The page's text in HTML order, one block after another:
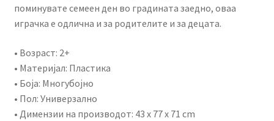
поминувате семеен ден во градината заедно, оваа
играчка е одлична и за родителите и за децата.
• Возраст: 2+
• Материјал: Пластика
• Боја: Многубојно
• Пол: Универзално
• Димензии на производот: 43 x 77 x 71 cm